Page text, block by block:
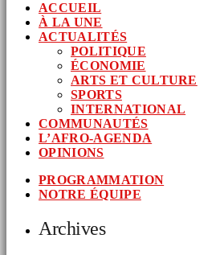
ACCUEIL
À LA UNE
ACTUALITÉS
POLITIQUE
ÉCONOMIE
ARTS ET CULTURE
SPORTS
INTERNATIONAL
COMMUNAUTÉS
L’AFRO-AGENDA
OPINIONS
PROGRAMMATION
NOTRE ÉQUIPE
Archives